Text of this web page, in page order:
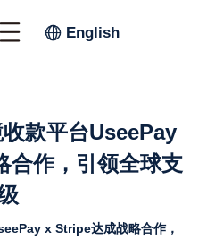
English
款平台UseePay
合作，引领全球支
x Stripe达成战略合作，